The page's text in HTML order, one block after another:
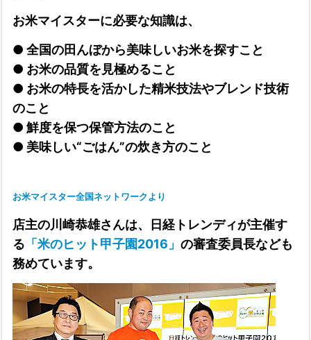
お米マイスターに必要な知識は、
● 全国の田んぼから美味しいお米を探すこと
● お米の品質を見極めること
● お米の特長を活かした精米技法やブレンド技術
のこと
● 鮮度を保つ保管方法のこと
● 美味しい“ごはん”の炊き方のこと
お米マイスター全国ネットワークより
店主の川崎恭雄さんは、
日経トレンディが主催す
る 「米のヒット甲子園2016」 の審査委員長なども
務めています。